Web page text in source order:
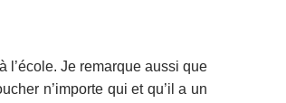
l’école. Je remarque aussi que
n’importe qui et qu’il a un